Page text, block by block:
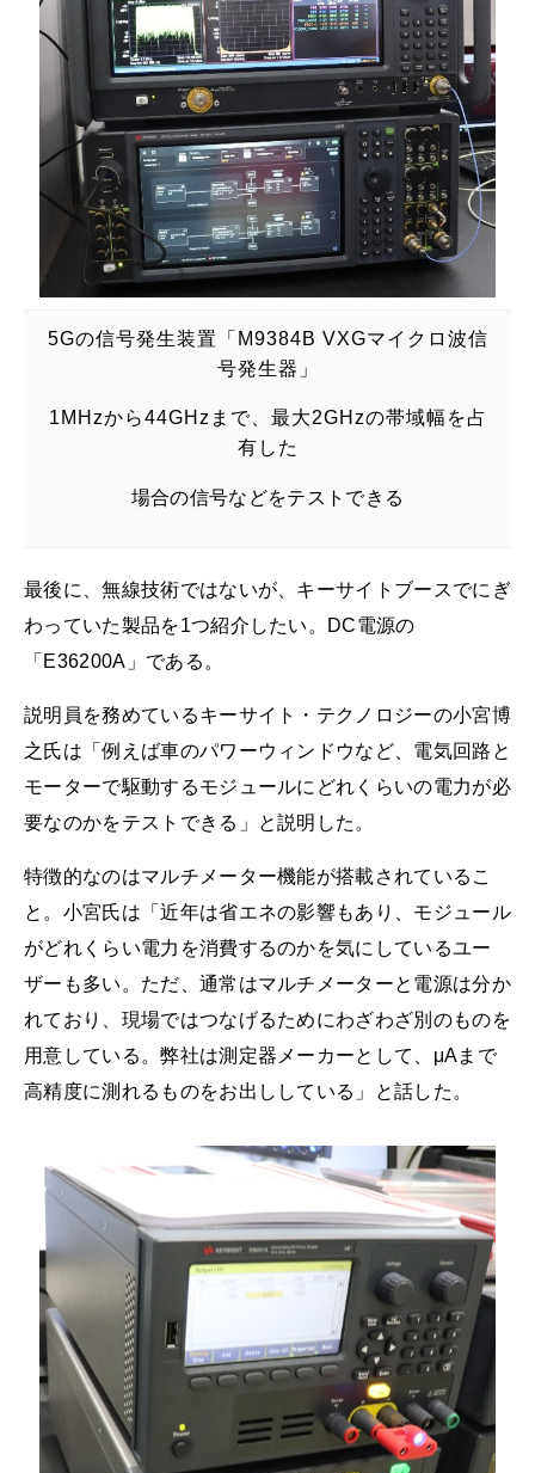
5Gの信号発生装置「M9384B VXGマイクロ波信
号発生器」
1MHzから44GHzまで、最大2GHzの帯域幅を占
有した
場合の信号などをテストできる
最後に、無線技術ではないが、キーサイトブースでにぎ
わっていた製品を1つ紹介したい。DC電源の
「E36200A」である。
説明員を務めているキーサイト・テクノロジーの小宮博
之氏は「例えば車のパワーウィンドウなど、電気回路と
モーターで駆動するモジュールにどれくらいの電力が必
要なのかをテストできる」と説明した。
特徴的なのはマルチメーター機能が搭載されているこ
と。小宮氏は「近年は省エネの影響もあり、モジュール
がどれくらい電力を消費するのかを気にしているユー
ザーも多い。ただ、通常はマルチメーターと電源は分か
れており、現場ではつなげるためにわざわざ別のものを
用意している。弊社は測定器メーカーとして、μAまで
高精度に測れるものをお出ししている」と話した。